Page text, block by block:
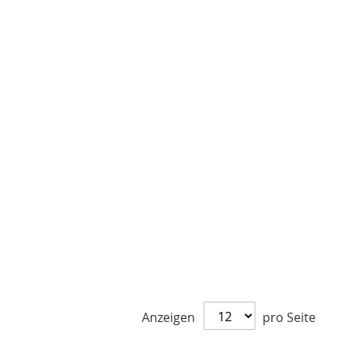
Anzeigen pro Seite